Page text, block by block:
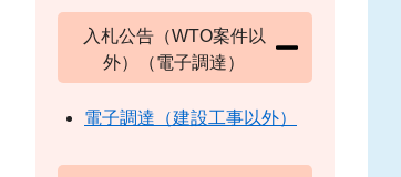
入札公告（WTO案件以
外）（電子調達）
電子調達（建設工事以外）